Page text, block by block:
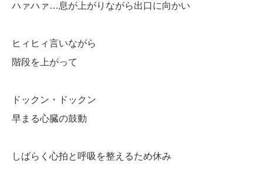
ハァハァ…息が上がりながら出口に向かい
ヒィヒィ言いながら
階段を上がって
ドックン・ドックン
早まる心臓の鼓動
しばらく心拍と呼吸を整えるため休み